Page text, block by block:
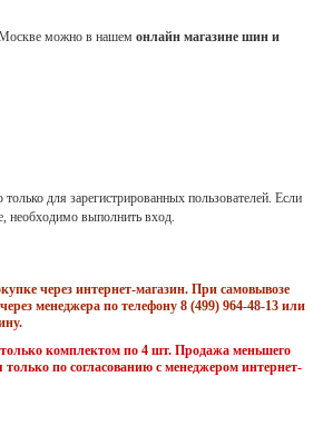
можно в нашем онлайн магазине шин и
для зарегистрированных пользователей. Если
необходимо выполнить вход.
через интернет-магазин. При самовывозе
менеджера по телефону 8 (499) 964-48-13 или
комплектом по 4 шт. Продажа меньшего
только по согласованию с менеджером интернет-